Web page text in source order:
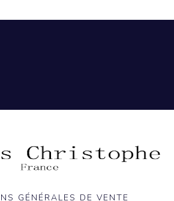
GÉNÉRALES DE VENTE